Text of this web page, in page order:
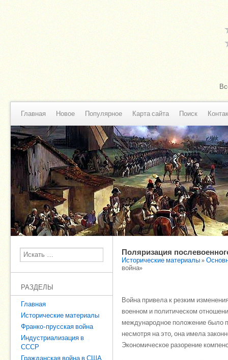
Главная Новое Популярное Карта сайта Поиск
Поиск
РАЗДЕЛЫ
Главная
Исторические материалы
Франко-прусская война
Индустриализация в
СССР
Гражданская война в США
Поляризация
Исторические материалы »
война»
Война привела к резким
военном и политическом
международное положение было
несмотря на это, она имела
Экономическое разорение